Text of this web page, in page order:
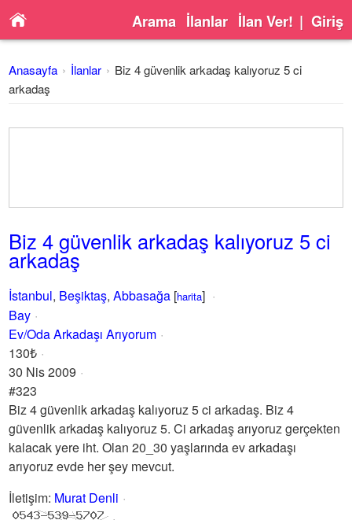
Arama İlanlar İlan Ver! | Giriş
Anasayfa İlanlar
Biz 4 güvenlik arkadaş kalıyoruz 5 ci
arkadaş
Biz 4 güvenlik arkadaş kalıyoruz 5 ci
arkadaş
İstanbul, Beşiktaş,Abbasağa [harita]
Bay
Ev/Oda Arkadaşı Arıyorum
130₺
30 Nis 2009
#323
Biz 4 güvenlik arkadaş kalıyoruz 5 ci arkadaş. Biz 4
güvenlik arkadaş kalıyoruz 5. Ci arkadaş arıyoruz gerçekten
kalacak yere iht. Olan 20_30 yaşlarında ev arkadaşı
arıyoruz evde her şey mevcut.
İletişim: Murat Denli